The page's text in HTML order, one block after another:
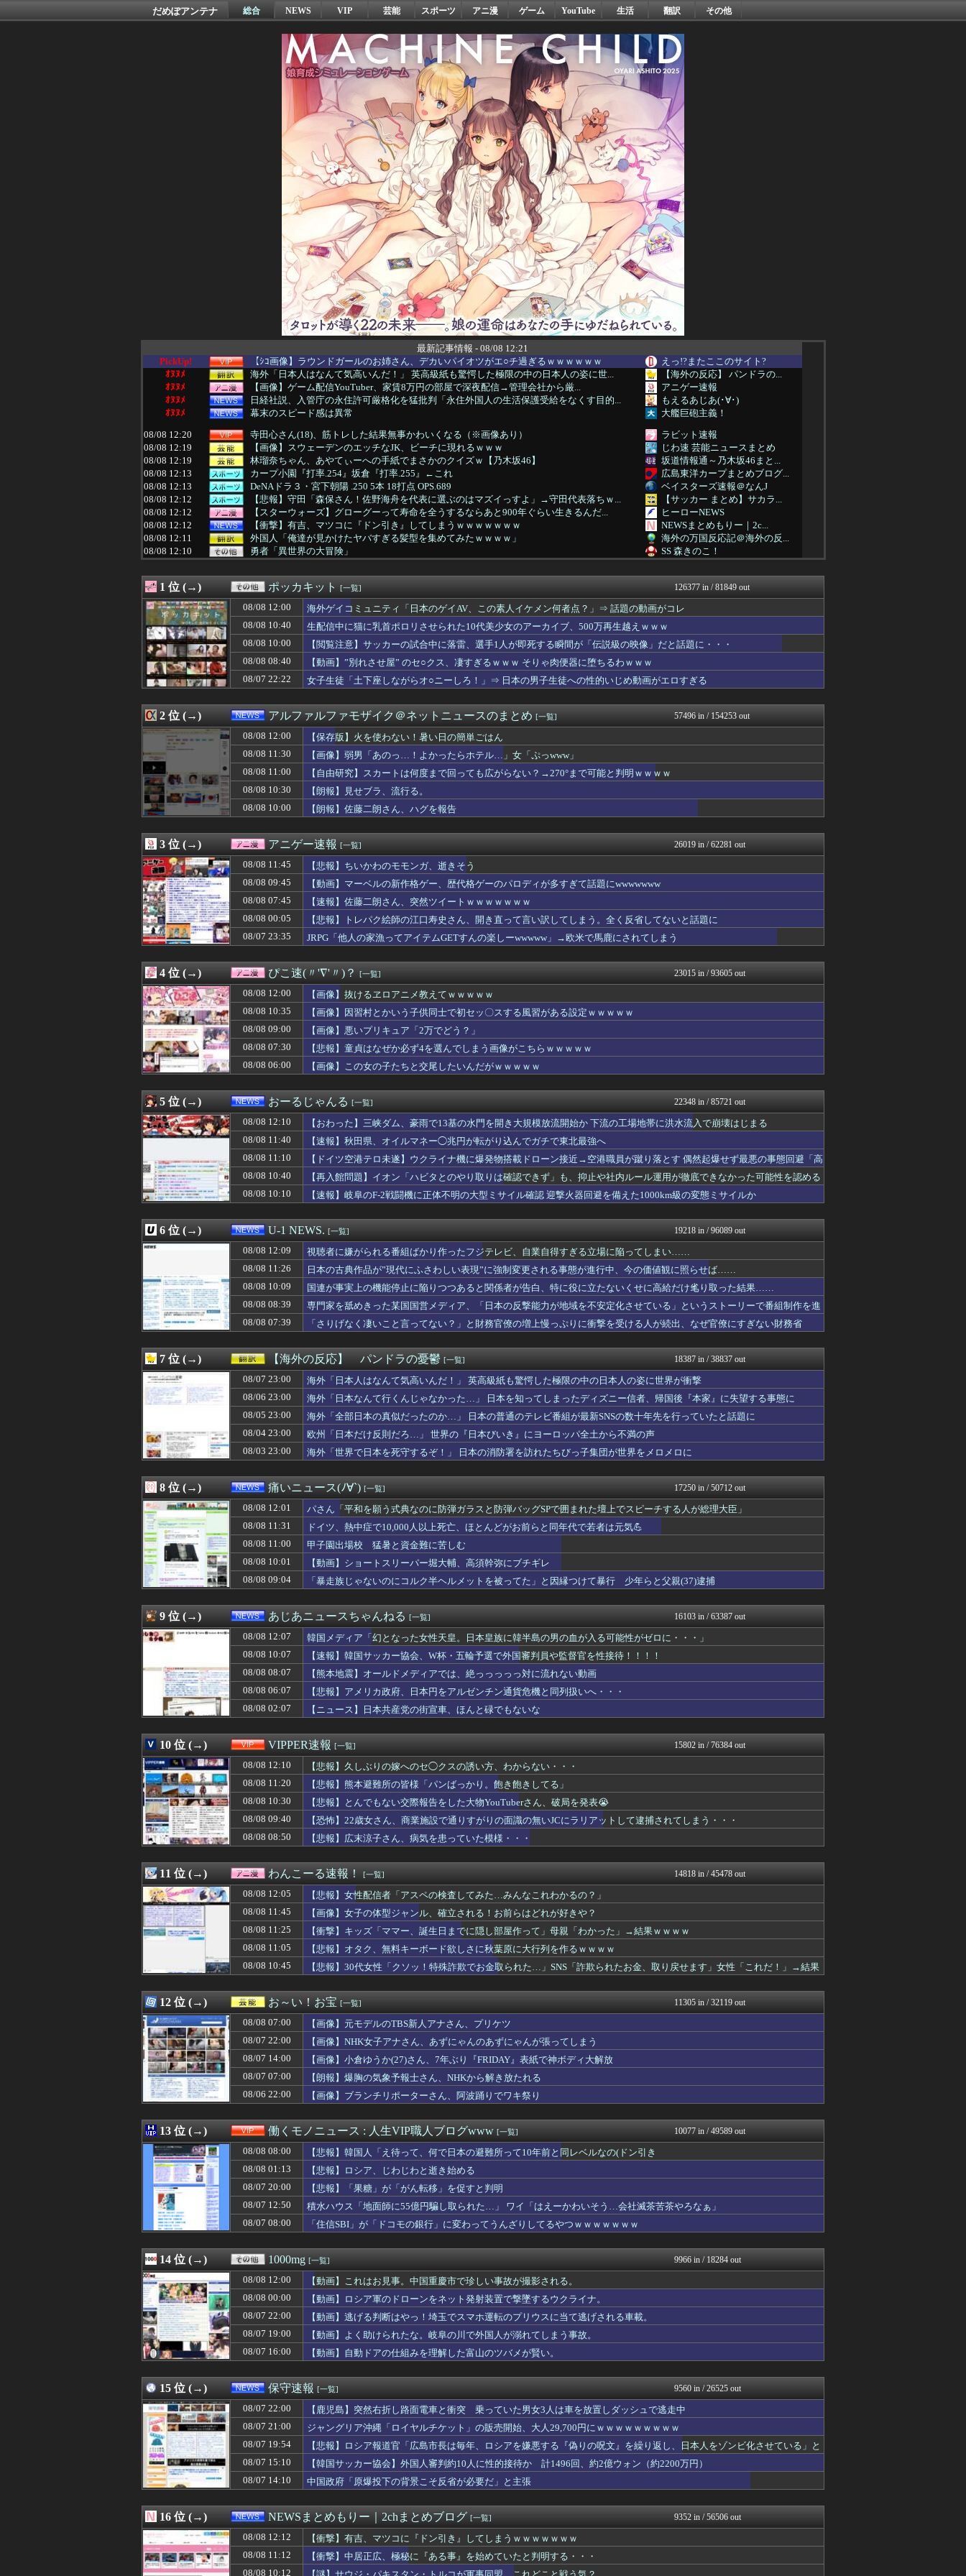
だめぽアンテナ 総合 NEWS VIP 芸能 スポーツ アニ漫 ゲーム YouTube 生活 翻訳 その他
最新記事情報 - 08/08 12:21
PickUp!
【ｼｺ画像】ラウンドガールのお姉さん、デカいパイオツがエ○チ過ぎるｗｗｗｗｗｗ
えっ!?またここのサイト?
ｵﾇﾇﾒ
海外「日本人はなんて気高いんだ！」 英高級紙も驚愕した極限の中の日本人の姿に世...
【海外の反応】 パンドラの...
ｵﾇﾇﾒ
【画像】ゲーム配信YouTuber、家賃8万円の部屋で深夜配信→管理会社から厳...
アニゲー速報
ｵﾇﾇﾒ
日経社説、入管庁の永住許可厳格化を猛批判「永住外国人の生活保護受給をなくす目的...
もえるあじあ(･∀･)
ｵﾇﾇﾒ
幕末のスピード感は異常
大艦巨砲主義！
08/08 12:20
寺田心さん(18)、筋トレした結果無事かわいくなる（※画像あり）
ラビット速報
08/08 12:19
【画像】スウェーデンのエッチなJK、ビーチに現れるｗｗｗ
じわ速 芸能ニュースまとめ
08/08 12:19
林瑠奈ちゃん、あやてぃーへの手紙でまさかのクイズｗ【乃木坂46】
坂道情報通～乃木坂46まと...
08/08 12:13
カープ小園『打率.254』坂倉『打率.255』←これ
広島東洋カープまとめブログ...
08/08 12:13
DeNAドラ３・宮下朝陽 .250 5本 18打点 OPS.689
ベイスターズ速報＠なんJ
08/08 12:12
【悲報】守田「森保さん！佐野海舟を代表に選ぶのはマズイっすよ」→守田代表落ちｗ...
【サッカー まとめ】サカラ...
08/08 12:12
【スターウォーズ】グローグーって寿命を全うするならあと900年ぐらい生きるんだ...
ヒーローNEWS
08/08 12:12
【衝撃】有吉、マツコに『ドン引き』してしまうｗｗｗｗｗｗｗ
NEWSまとめもりー｜2c...
08/08 12:11
外国人「俺達が見かけたヤバすぎる髪型を集めてみたｗｗｗｗ」
海外の万国反応記＠海外の反...
08/08 12:10
勇者「異世界の大冒険」
SS 森きのこ！
08/08 12:10
悲鳴「キャアアアア！！！」 俺「！！今のは悲鳴！？」
えすえすログ
08/08 12:10
【画像】加藤綾子アナ、無防備パンチラ撮られちゃう
まとめ芸能＠美女画像まとめ...
08/08 12:10
【おわった】三峡ダム、豪雨で13基の水門を開き大規模放流開始か 下流の工場地帯...
おーるじゃんる
08/08 12:09
『オレは育てやすいと母ちゃんが言った』と胸を張ったアラフォーのおっさん独身社員
おうち速報
08/08 12:09
【画像】AVの撮影現場、普通ではないｗｗｗwｗｗｗｗｗｗｗｗ
なんJミュージアム
08/08 12:09
視聴者に嫌がられる番組ばかり作ったフジテレビ、自業自得すぎる立場に陥ってしまい...
U-1 NEWS.
08/08 12:08
【悲報】BYDの軽EVラッコを自動車評論家が褒めてる日本、中国人からは馬鹿にさ...
サイ速
08/08 12:07
勝ったのだ！
やみ速@なんJ西武まとめ
08/08 12:07
韓国メディア「幻となった女性天皇。日本皇族に韓半島の男の血が入る可能性がゼロに...
あじあニュースちゃんねる
08/08 12:05
【新台】京楽「e ソードアート・オンライン アリシゼーション 夜空」感想・評判...
パチンコ・パチスロ.com
08/08 12:05
のび太ママの話が長いのって、多分同じ話を何回もループしてるよね
子育てちゃんねる
08/08 12:05
【悲報】女性配信者「アスペの検査してみた…みんなこれわかるの？」
08/08 12:05
ビートルズ、オアシスに負ける。イギリス史上最も売れたスタジオアルバムがOasi...
V系まとめ速報
08/08 12:05
太平洋戦争史振り返ると思ったけど日本より欧米が諸悪の根源やん
08/08 12:05
【画像】日テレの元女子アナさん、∧∨みたいに脱いでしまうｗｗｗｗｗｗｗｗｗｗｗ...
女子アナお宝画像速報－5c...
08/08 12:05
人んちで宅飲みワイ「ゴムある？」家主の女さん「はぁ？！」⇒結果ｗｗｗｗｗｗｗ...
不思議.net - 5ch...
08/08 12:05
【朗報】超かぐや姫！スピンオフ漫画、「超かぐやメシ」連載決定ｗｗｗ
アニチャット
08/08 12:05
【ファーム試合実況】ヤクルトvsオリックス 8/8/12:00
08/08 12:05
盆休み遊べるゲーム教えて
カンダタ速報
08/08 12:04
【悲報】秋田県、オイルマネーが転がり込んでガチで東北最強へWWWWWWWWWW...
資格ちゃんねる
08/08 12:03
「ついに夏フェスの季節だね。伝説の島、巨大な氷、眠る財宝……心躍る要素が目白押...
08/08 12:03
【遊戯王】Fカップは「烙印」多すぎじゃない？
遊戯王マスターデュエルまと...
08/08 12:03
【動画】白人「日本で一番美味い食べ物はこれな、試してみろ！飛ぶぞ」
08/08 12:02
【ヤニねこ】薬物中毒のヤクねこの末路が心配でならない・・・
08/08 12:02
【ウマ娘】海外の絵師が描いた味付けの濃いウマ娘からしか得られない栄養素はある
うまぴょいチャンネル -ウ...
08/08 12:01
パさん「平和を願う式典なのに防弾ガラスと防弾バッグSPで囲まれた壇上でスピーチ...
痛いニュース(ﾉ∀`)
08/08 12:01
ドジャース・佐々木朗希、5回まで2失点の力投
なんじぇいスタジアム＠なん...
08/08 12:01
AmazonのアツさMax！心も踊る「マンガ毎週末セール（50%還元）」2日目...
PCパーツまとめ
08/08 12:01
【遊戯王OCG】ドミナスパージちゃんがモンスター化！？
スターライト速報 -遊戯王...
08/08 12:01
【ウマ娘】トプロ飯、久々に見たな…
08/08 12:01
AmazonのアツさMax！心も踊る「マンガ毎週末セール（50%還元）」2日目...
ヒロイモノ中毒
08/08 12:00
【グラブル】ドライブバーストが初めて映像化された時の衝撃
08/08 12:00
【プッチーのお引っ越し】ウルトラマンテオ 第６話 感想まとめ
08/08 12:00
【保存版】火を使わない！暑い日の簡単ごはん
08/08 12:00
【ラブライブ！】【悲報】この９連休、ラブライブイベントなし…？？
コンテンツ・声優 | ラブ...
08/08 12:00
【動画】これはお見事。中国重慶市で珍しい事故が撮影される。
08/08 12:00
【FGO】絆16のメリットが全然出てこないけど、普通に石がハチャメチャに貰える...
FGOまとめ速報
08/08 12:00
【まどドラ】IMAX上映ってなんなの
まどドラまとめ速報 魔法少...
08/08 12:00
世界のケイスケ・ホンダ「ラーメン700円は安すぎる！2000円にするべき」
ラーメン速報｜2chまとめ...
08/08 12:00
【政治】大石あきこ、れいわ新選組を離党して活動休止…「スジは通します」とは何だ...
モナニュース
ジャンプが最も売れた1995年新年3・4合併号に載ってる作品リストｗｗｗｗｗ
ああ言えばForYou
08/08 12:00
【悲報】L東京喰種で過去最低記録を更新したった…
スロ板-RUSH
08/08 12:00
【画像】抜けるヱロアニメ教えてｗｗｗｗｗ
ぴこ速(〃'∇'〃)？
08/08 12:00
再婚したことを仕事関係者に2～3年隠したいという夫。理由を聞いたら『世間体が悪...
渡る世間はキチばかり - ...
08/08 12:00
【にじさんじ】七瀬、動物園でアシカに水をかけられビショビショに→たまこ爆笑
VTuberNews
08/08 12:00
トッモ「バイク買ったわ！見てやこれ！」ワイ「これスクーターじゃん…」
08/08 12:00
インフルエンサー、Xの誹謗中傷により自殺→記者「これ、インプレゾンビが誹謗中傷...
オレ的ゲーム速報＠刃
08/08 12:00
【画像】作り上げたデカ乳デカケツを晒す声優wwwwwwww
キニ速
【艦これ】なんだろう、なんか火力足りんのよな
艦これ速報 艦隊これくしょ...
08/08 12:00
【競馬】ボンドガールが引退、繁殖入り 18戦1勝 重賞2着7回
ウマ娘うまぴょい速報
08/08 12:00
アマゾン売り上げ１位のスポットクーラーを 安く買った 今日設置する 予定だが多...
ほんわかMkⅡ
08/08 12:00
【話題】不倫したらダメなのに、なぜか不倫するドラマが流行る理由がコチラ・・・・
ミーハー総研（ミーハー総合...
08/08 12:00
イーロン・マスク←世界一の金持ちなのになんかあんまり「羨ましい」と感じない理由
投資ちゃんねる
08/08 12:00
「非常に残念」高市総理と面会決定も…発言不可、握手のみ 8月9日長崎の被爆体験...
みそパンNEWS
08/08 12:00
【アイマス】何故か怒っているやよいのご機嫌を直す方法
それからの出来事() アイ...
08/08 12:00
【ウマ娘】アイネスは陽射しや雨を防げそうなの良いよね
08/08 12:00
賀喜遥香さんのガッチガチになった顔、大変なことになってるって...
乃木通 乃木坂46櫻坂46...
08/08 12:00
DAZN サッカーW杯で加入者数5倍に 視聴者数は6700万人 総視聴数も4億...
footballnet【サ...
08/08 12:00
「優しい男はモテない」って、正しくは「優しさ以外にセールスポイントのない男がモ...
かぞくちゃんねる
「あなたは一生働くけど、私は家にいればいいの」毎日言われた20歳がついに返した...
私が悪いの？【海外の反応】
08/08 12:00
海外「こうなると分かってたら、お前は産まなかった」親に言われた一言が何十年も消...
08/08 12:00
『スーパーダンガンロンパ2×2』少なくとも此方の予想に対する逆張りしてくる事は...
けおけお速報
08/08 12:00
韓国人「チャン・ギハとユン・ガイ、18歳差を乗り越え熱愛を認める」→「羨ましい...
韓国ニュース反応まとめ
08/08 12:00
海外ゲイコミュニティ「日本のゲイAV、この素人イケメン何者点？」⇒ 話題の動画...
ポッカキット
08/08 12:00
「経営の神様」の水道哲学、ネタ元は宗教団体の無償労働だった
08/08 11:59
【MSV】シン・マツナガスレ、これで24歳は無理あるだろ…
ガンダムブログ（情報戦仕様...
08/08 11:57
【日向坂46】女性アイドル大決戦... 坂道vsカワラボvsスタダvsハロプロ...
08/08 11:56
昨日のE-楽天のサヨナラエラーwwwwwwwwwwwwwwwwwwwwwwww...
なんじぇいスタジアム＠なん...
08/08 11:56
ロッテ小島和哉(30) 13試合 4勝6敗 防御率3.41←今オフFA
08/08 11:55
【ハマスタバトル】佐伯解説員、ディアーナ4連敗を予想して、ブルーウォーカー太田...
08/08 11:55
わいせつな行為疑いで逮捕 エジプト国籍の男性を不起訴処分 鳥取地検 [8/8]
国難にあってもの申す！！
08/08 11:50
【海外の反応】トヨタセリカはクールで信頼性が高く、運転が楽しいスポーツカーだっ...
JDM速報 海外の反応
08/08 11:50
路上駐車経験率が過去最少の21%へ低下！タイムズ会員にアンケート
ゆめ痛 -自動車まとめブロ...
08/08 11:49
【日向坂46】来月、坂道vsカワラボvsスタダvsハロプロの大激戦
日向坂46まとめ速報
08/08 11:48
【悲報】日向坂46、歴代最低タイトルを更新
乃木坂46まとめ 乃木りん...
サウジ・パキスタン・トルコ3カ国が共同防衛協定締結…「イスラム版NATO」指摘...
【衝撃】ママレードボーイってアレ大丈夫なんか？？？？？
スマブラ屋さん | スマブ...
08/08 11:46
村上宗隆の第２５号ホームランにMLBファン騒然！←「素晴らしいパワーだ！」（海...
08/08 11:45
【画像】女子の体型ジャンル、確立される！お前らはどれが好きや？
08/08 11:45
広島田村後逸wwwwwwwwwwwwwwwwww
なんじぇいスタジアム＠なん...
08/08 11:45
【悲報】ちいかわのモモンガ、逝きそう
アニゲー速報
08/08 11:40
【唖然】トメと２か月半ほどお試し同居。トメ「無理！帰る！」私（だよね～よかった...
修羅ママ速報
08/08 11:40
【画像】佐倉綾音(32)、自分のシコポイントに気がつくｗｗｗｗｗｗｗｗｗｗ
ラビット速報
08/08 11:40
『ヤニねこ』【衝撃】ヤニねこちゃんの尻が凄すぎるｗｗｗｗもしかして…ヤニねこち...
08/08 11:40
中国、海上自衛隊のトマホーク試射を批判「周辺の安全保障上の脅威を口実に再軍備を...
08/08 11:40
【動画】どう見ても車がヤバい事故動画、謎にバイク批判派が湧いてきて終わる
オレ的ゲーム速報＠刃
08/08 11:40
【速報】秋田県、オイルマネー◯兆円が転がり込んでガチで東北最強へ
08/08 11:39
ディズニーJK、友達と脚の細さを比較されてしまうｗｗｗｗｗｗｗｗｗ （※画像...
うしみつ-5chまとめ-
08/08 11:38
【悲報】大石あきこ前衆院議員、れいわ離党＆活動休止を発表 → 過去の「スジを通...
政経ワロスまとめニュース♪
08/08 11:38
【悲報】欧州サッカーの順位、固定化してもう覆すことができないｗｗｗｗ
【サッカー まとめ】サカラ...
08/08 11:36
【悲報】岡本和真さんの指標ちょっとやばい
なんじぇいスタジアム＠なん...
08/08 11:35
【絶望】大阪のトイレ、究極の二択を利用者に迫ってしまうｗｗｗｗｗｗ (※画像...
不思議.net - 5ch...
08/08 11:35
【ガンプラ】今日発売のレオパルド、股関節が平成の作りすぎる…
08/08 11:34
こじるり「その筋肉、意味あるの？(笑)」←これｗｗｗｗｗｗ
08/08 11:34
日本で12歳タイ人少女を働かせていた男の裁判に世界が騒然！←「求刑が軽すぎる」...
海外さんいらっしゃい 海外...
08/08 11:32
【画像】このアダルティックなスポットｗｗｗｗ
いたしん！
【お誕生日】逢田さん（34）の奇行・奇言で打線組んだ・・・
ドイツ、熱中症で10,000人以上死亡、ほとんどがお前らと同年代で若者は元気💪
痛いニュース(ﾉ∀`)
08/08 11:30
【速報】オタク、とうとう入浴を余儀なくされるｗｗｗｗｗｗｗｗｗｗｗｗｗｗｗｗｗ...
あらまめ2ch
08/08 11:30
【画像】弱男「あのっ…！よかったらホテル…」女「ぷっwww」
アルファルファモザイク＠ネ...
08/08 11:30
韓国人「台風で品不足になった沖縄のスーパーに行ってみたら、なぜか辛ラーメンだけ...
かんにゅー -韓国の反応-
08/08 11:30
朝顔まだ咲かないんだけど北海道だからかしら
08/08 11:30
【斉藤慎二】フェラで懲役7年求刑！刑法の「挿入」定義が招く衝撃の現実
08/08 11:29
【悲報】みいちゃんの作者さん、泣いてしまう😢
漫画まとめ速報
08/08 11:29
【女性自身】高市首相、秋の内閣改造で目論む「麻生支配からの脱却」…茂木敏充氏も...
日本第一！ニュース録
08/08 11:26
日本の古典作品が”現代にふさわしい表現”に強制変更される事態が進行中、今の価値...
08/08 11:26
自炊するようになって炊き込みご飯が簡単で美味しくてコスパもいいことに気づいた
08/08 11:25
【衝撃】キッズ「ママー、誕生日までに隠し部屋作って」母親「わかった」→結果ｗｗ...
わんこーる速報！
08/08 11:24
ルメール騎手が騎乗した名馬５頭を語る
ハロン棒ch
08/08 11:23
【NBA】レブロン偉業達成なるか？PHIで優勝すれば北米4大スポーツ初の快挙
バスケまとめ・COM
08/08 11:22
レースクイーンをしていた姉が『ZARDの坂井』についてこう言っていた
08/08 11:22
大谷翔平、第二打席で四球＆10試合連続出塁→その後盗塁失敗
08/08 11:20
『ろくでなしBLUES』全25巻すべて「50％ポイント還元」セール！8,930...
オレ的ゲーム速報＠刃
08/08 11:20
SNSで知り合ったJK10人とS●Xしてハメ撮り770本撮ったイケメン逮捕ww...
キニ速
08/08 11:20
【悲報】熊本避難所の皆様「パンばっかり。飽き飽きしてる」
VIPPER速報
08/08 11:20
日本人女性がYGエンタ本社前でゴルフクラブを振り回し逮捕…韓国
08/08 11:18
【朗報】FF15のノクトさん、ガチで理想的な主人公だったｗｗｗｗ
アニはつ -アニメ発信場-
08/08 11:17
【ホロライブ】社員にビブー好きがいるに違いない（確信
ホロ速
08/08 11:15
俺「元カノは中卒なのになぜか収入が多い」2ｃｈ「どうせ水商売やろｗ」俺（そうな...
オーバージョイド！
08/08 11:15
軽飛行機が屋根すれすれを抜けて飛行場へ、車輪を出さないまま胴体着陸「これよりひ...
QQQ(海外の反応)
08/08 11:15
【トラウマ】映画・特撮・アニメ・漫画・ゲームで「主人公がガチで敗北した回」と聞...
08/08 11:15
玉石混交だろ 〜 参政党、福岡県議選に30人擁立方針 神谷代表「新しい選択肢を...
08/08 11:15
ヤフオクで「気持ちの良い取引が～」って評価してくれた女に「もっと気持ちよくして...
まとめCUP
08/08 11:13
【豊臣兄弟！】与一郎の死ぬシーン長すぎ・・・・
大河ドラマ2ch
08/08 11:13
【ｼｺ画像】巨乳女さん、童貞君にクッソエ○チな下着を見せつけてしまうｗｗｗｗｗ...
08/08 11:12
ドジャース・佐々木朗希、2回にダイヤモンドバックス・アレナドに第17号ソロホー...
08/08 11:12
【衝撃】中居正広、極秘に『ある事』を始めていたと判明する・・・
NEWSまとめもりー｜2c...
08/08 11:11
昔のスロット動画見てたらケロット柄が2回出たのにハズレてた…流石にヤバすぎじゃ... パチンコ・パチスロ.com
1 位 (→) ポッカキット [一覧] 126377 in / 81849 out
08/08 12:00
海外ゲイコミュニティ「日本のゲイAV、この素人イケメン何者点？」⇒ 話題の動画がコレ
08/08 10:40
生配信中に猫に乳首ポロリさせられた10代美少女のアーカイブ、500万再生越えｗｗｗ
08/08 10:00
【閲覧注意】サッカーの試合中に落雷、選手1人が即死する瞬間が「伝説級の映像」だと話題に・・・
08/08 08:40
【動画】”別れさせ屋” のセ○クス、凄すぎるｗｗｗ そりゃ肉便器に堕ちるわｗｗｗ
08/07 22:22
女子生徒「土下座しながらオ○ニーしろ！」⇒ 日本の男子生徒への性的いじめ動画がエロすぎる
2 位 (→) アルファルファモザイク＠ネットニュースのまとめ [一覧] 57496 in / 154253 out
08/08 12:00
【保存版】火を使わない！暑い日の簡単ごはん
08/08 11:30
【画像】弱男「あのっ…！よかったらホテル…」女「ぷっwww」
08/08 11:00
【自由研究】スカートは何度まで回っても広がらない？→270°まで可能と判明ｗｗｗｗ
08/08 10:30
【朗報】見せブラ、流行る。
08/08 10:00
【朗報】佐藤二朗さん、ハグを報告
3 位 (→) アニゲー速報 [一覧] 26019 in / 62281 out
08/08 11:45
【悲報】ちいかわのモモンガ、逝きそう
08/08 09:45
【動画】マーベルの新作格ゲー、歴代格ゲーのパロディが多すぎて話題にwwwwwww
08/08 07:45
【速報】佐藤二朗さん、突然ツイートｗｗｗｗｗｗｗ
08/08 00:05
【悲報】トレパク絵師の江口寿史さん、開き直って言い訳してしまう。全く反省してないと話題に
08/07 23:35
JRPG「他人の家漁ってアイテムGETすんの楽しーwwwww」→欧米で馬鹿にされてしまう
4 位 (→) ぴこ速(〃'∇'〃)？ [一覧] 23015 in / 93605 out
08/08 12:00
【画像】抜けるヱロアニメ教えてｗｗｗｗｗ
08/08 10:35
【画像】因習村とかいう子供同士で初セッ〇スする風習がある設定ｗｗｗｗｗ
08/08 09:00
【画像】悪いプリキュア「2万でどう？」
08/08 07:30
【悲報】童貞はなぜか必ず4を選んでしまう画像がこちらｗｗｗｗｗ
08/08 06:00
【画像】この女の子たちと交尾したいんだがｗｗｗｗｗ
5 位 (→) おーるじゃんる [一覧] 22348 in / 85721 out
08/08 12:10
【おわった】三峡ダム、豪雨で13基の水門を開き大規模放流開始か 下流の工場地帯に洪水流入で崩壊はじまる
08/08 11:40
【速報】秋田県、オイルマネー◯兆円が転がり込んでガチで東北最強へ
08/08 11:10
【ドイツ空港テロ未遂】ウクライナ機に爆発物搭載ドローン接近→空港職員が蹴り落とす 偶然起爆せず最悪の事態回避「高
性能C4搭載していた」
08/08 10:40
【再入館問題】イオン「ハビタとのやり取りは確認できず」も、抑止や社内ルール運用が徹底できなかった可能性を認める
08/08 10:10
【速報】岐阜のF-2戦闘機に正体不明の大型ミサイル確認 迎撃火器回避を備えた1000km級の変態ミサイルか
6 位 (→) U-1 NEWS. [一覧] 19218 in / 96089 out
08/08 12:09
視聴者に嫌がられる番組ばかり作ったフジテレビ、自業自得すぎる立場に陥ってしまい……
08/08 11:26
日本の古典作品が”現代にふさわしい表現”に強制変更される事態が進行中、今の価値観に照らせば……
08/08 10:09
国連が事実上の機能停止に陥りつつあると関係者が告白、特に役に立たないくせに高給だけ毟り取った結果……
08/08 08:39
専門家を舐めきった某国国営メディア、「日本の反撃能力が地域を不安定化させている」というストーリーで番組制作を進
めようとするも……
08/08 07:39
「さりげなく凄いこと言ってない？」と財務官僚の増上慢っぷりに衝撃を受ける人が続出、なぜ官僚にすぎない財務省
7 位 (→) 【海外の反応】 パンドラの憂鬱 [一覧] 18387 in / 38837 out
08/07 23:00
海外「日本人はなんて気高いんだ！」 英高級紙も驚愕した極限の中の日本人の姿に世界が衝撃
08/06 23:00
海外「日本なんて行くんじゃなかった…」 日本を知ってしまったディズニー信者、帰国後『本家』に失望する事態に
08/05 23:00
海外「全部日本の真似だったのか…」 日本の普通のテレビ番組が最新SNSの数十年先を行っていたと話題に
08/04 23:00
欧州「日本だけ反則だろ…」 世界の『日本びいき』にヨーロッパ全土から不満の声
08/03 23:00
海外「世界で日本を死守するぞ！」 日本の消防署を訪れたちびっ子集団が世界をメロメロに
8 位 (→) 痛いニュース(ﾉ∀`) [一覧] 17250 in / 50712 out
08/08 12:01
パさん「平和を願う式典なのに防弾ガラスと防弾バッグSPで囲まれた壇上でスピーチする人が総理大臣」
08/08 11:31
ドイツ、熱中症で10,000人以上死亡、ほとんどがお前らと同年代で若者は元気💪
08/08 11:00
甲子園出場校 猛暑と資金難に苦しむ
08/08 10:01
【動画】ショートスリーパー堀大輔、高須幹弥にブチギレ
08/08 09:04
「暴走族じゃないのにコルク半ヘルメットを被ってた」と因縁つけて暴行 少年らと父親(37)逮捕
9 位 (→) あじあニュースちゃんねる [一覧] 16103 in / 63387 out
08/08 12:07
韓国メディア「幻となった女性天皇。日本皇族に韓半島の男の血が入る可能性がゼロに・・・」
08/08 10:07
【速報】韓国サッカー協会、W杯・五輪予選で外国審判員や監督官を性接待！！！！
08/08 08:07
【熊本地震】オールドメディアでは、絶っっっっっ対に流れない動画
08/08 06:07
【悲報】アメリカ政府、日本円をアルゼンチン通貨危機と同列扱いへ・・・
08/08 02:07
【ニュース】日本共産党の街宣車、ほんと碌でもないな
10 位 (→) VIPPER速報 [一覧] 15802 in / 76384 out
08/08 12:10
【悲報】久しぶりの嫁へのセ◯クスの誘い方、わからない・・・
08/08 11:20
【悲報】熊本避難所の皆様「パンばっかり。飽き飽きしてる」
08/08 10:30
【悲報】とんでもない交際報告をした大物YouTuberさん、破局を発表😭
08/08 09:40
【恐怖】22歳女さん、商業施設で通りすがりの面識の無いJCにラリアットして逮捕されてしまう・・・
08/08 08:50
【悲報】広末涼子さん、病気を患っていた模様・・・
11 位 (→) わんこーる速報！ [一覧] 14818 in / 45478 out
08/08 12:05
【悲報】女性配信者「アスペの検査してみた…みんなこれわかるの？」
08/08 11:45
【画像】女子の体型ジャンル、確立される！お前らはどれが好きや？
08/08 11:25
【衝撃】キッズ「ママー、誕生日までに隠し部屋作って」母親「わかった」→結果ｗｗｗｗ
08/08 11:05
【悲報】オタク、無料キーボード欲しさに秋葉原に大行列を作るｗｗｗｗ
08/08 10:45
【悲報】30代女性「クソッ！特殊詐欺でお金取られた…」SNS「詐欺られたお金、取り戻せます」女性「これだ！」→結果
12 位 (→) お～い！お宝 [一覧] 11305 in / 32119 out
08/08 07:00
【画像】元モデルのTBS新人アナさん、プリケツ
08/07 22:00
【画像】NHK女子アナさん、あずにゃんのあずにゃんが張ってしまう
08/07 14:00
【画像】小倉ゆうか(27)さん、7年ぶり『FRIDAY』表紙で神ボディ大解放
08/07 07:00
【朗報】爆胸の気象予報士さん、NHKから解き放たれる
08/06 22:00
【画像】ブランチリポーターさん、阿波踊りでワキ祭り
13 位 (→) 働くモノニュース : 人生VIP職人ブログwww [一覧] 10077 in / 49589 out
08/08 08:00
【悲報】韓国人「え待って、何で日本の避難所って10年前と同レベルなの(ドン引き
08/08 01:13
【悲報】ロシア、じわじわと逝き始める
08/07 20:00
【悲報】「果糖」が「がん転移」を促すと判明
08/07 12:50
積水ハウス「地面師に55億円騙し取られた…」 ワイ「はえーかわいそう…会社滅茶苦茶やろなぁ」
08/07 08:00
「住信SBI」が「ドコモの銀行」に変わってうんざりしてるやつｗｗｗｗｗｗｗ
14 位 (→) 1000mg [一覧] 9966 in / 18284 out
08/08 12:00
【動画】これはお見事。中国重慶市で珍しい事故が撮影される。
08/08 00:00
【動画】ロシア軍のドローンをネット発射装置で撃墜するウクライナ。
08/07 22:00
【動画】逃げる判断はやっ！埼玉でスマホ運転のプリウスに当て逃げされる車載。
08/07 19:00
【動画】よく助けられたな。岐阜の川で外国人が溺れてしまう事故。
08/07 16:00
【動画】自動ドアの仕組みを理解した富山のツバメが賢い。
15 位 (→) 保守速報 [一覧] 9560 in / 26525 out
08/07 22:00
【鹿児島】突然右折し路面電車と衝突 乗っていた男女3人は車を放置しダッシュで逃走中
08/07 21:00
ジャングリア沖縄「ロイヤルチケット」の販売開始、大人29,700円にｗｗｗｗｗｗｗｗｗ
08/07 19:54
【悲報】ロシア報道官「広島市長は毎年、ロシアを嫌悪する『偽りの呪文』を繰り返し、日本人をゾンビ化させている」と
主張
08/07 15:10
【韓国サッカー協会】外国人審判約10人に性的接待か 計1496回、約2億ウォン（約2200万円）
08/07 14:10
中国政府「原爆投下の背景こそ反省が必要だ」と主張
16 位 (→) NEWSまとめもりー｜2chまとめブログ [一覧] 9352 in / 56506 out
08/08 12:12
【衝撃】有吉、マツコに『ドン引き』してしまうｗｗｗｗｗｗｗ
08/08 11:12
【衝撃】中居正広、極秘に『ある事』を始めていたと判明する・・・
08/08 10:12